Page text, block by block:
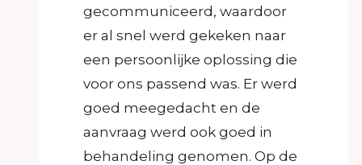
gecommuniceerd, waardoor
er al snel werd gekeken naar
een persoonlijke oplossing die
voor ons passend was. Er werd
goed meegedacht en de
aanvraag werd ook goed in
behandeling genomen. Op de